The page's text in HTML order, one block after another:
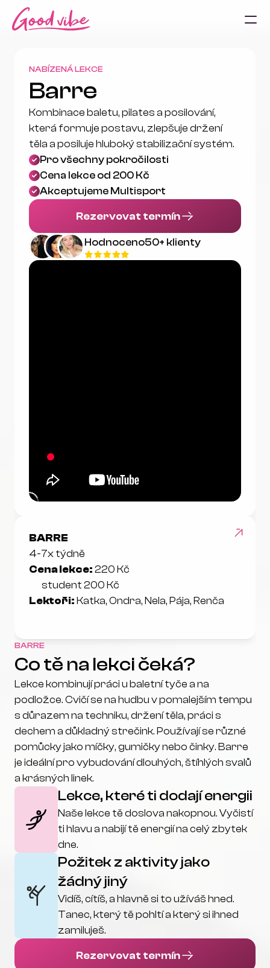
NABÍZENÁ LEKCE
Barre
Kombinace baletu, pilates a posilování,
která formuje postavu, zlepšuje držení
těla a posiluje hluboký stabilizační systém.
Pro všechny pokročilosti
Cena lekce od 200 Kč
Akceptujeme Multisport
Rezervovat termín
Hodnoceno50+ klienty
BARRE
4-7x týdně
Cena lekce: 220 Kč
       student 200 Kč
Lektoři: Katka, Ondra, Nela, Pája, Renča
BARRE
Co tě na lekci čeká?
Lekce kombinují práci u baletní tyče a na
podložce. Cvičí se na hudbu v pomalejším tempu
s důrazem na techniku, držení těla, práci s
dechem a důkladný strečink. Používají se různé
pomůcky jako míčky, gumičky nebo činky. Barre
je ideální pro vybudování dlouhých, štíhlých svalů
a krásných linek.
Lekce, které ti dodají energii
Naše lekce tě doslova nakopnou. Vyčistí
ti hlavu a nabijí tě energií na celý zbytek
dne.
Požitek z aktivity jako
žádný jiný
Vidíš, cítíš, a hlavně si to užíváš hned.
Tanec, který tě pohltí a který si ihned
zamiluješ.
Rezervovat termín